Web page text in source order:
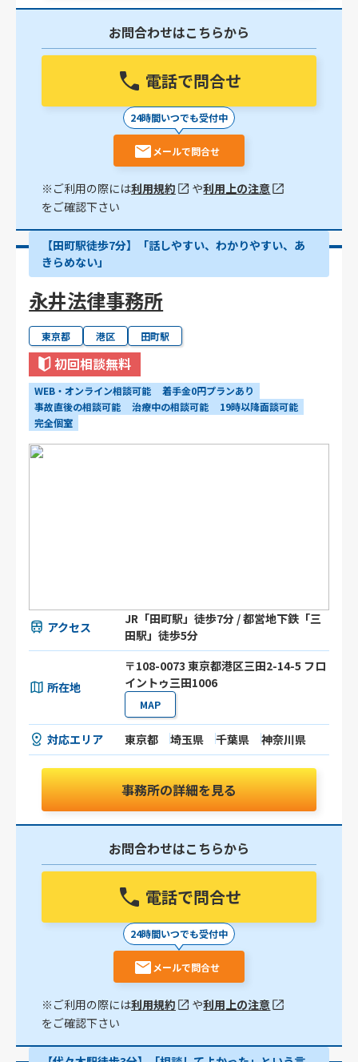
お問合わせはこちらから
電話で問合せ
24時間いつでも受付中
メールで問合せ
※ご利用の際には利用規約 や利用上の注意
をご確認下さい
【田町駅徒歩7分】「話しやすい、わかりやすい、あ
きらめない」
永井法律事務所
東京都 港区 田町駅
初回相談無料
WEB・オンライン相談可能
着手金0円プランあり
事故直後の相談可能
治療中の相談可能
19時以降面談可能
完全個室
アクセス
JR「田町駅」徒歩7分 / 都営地下鉄「三
田駅」徒歩5分
所在地
〒108-0073 東京都港区三田2-14-5 フロ
イントゥ三田1006
MAP
対応エリア 東京都 埼玉県 千葉県 神奈川県
事務所の詳細を見る
お問合わせはこちらから
電話で問合せ
24時間いつでも受付中
メールで問合せ
※ご利用の際には利用規約 や利用上の注意
をご確認下さい